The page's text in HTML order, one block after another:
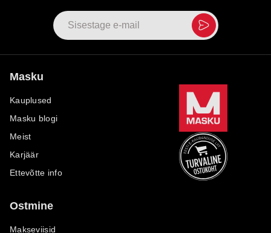
Masku
Kauplused
Masku blogi
Meist
Karjäär
Ettevõtte info
Ostmine
Makseviisid